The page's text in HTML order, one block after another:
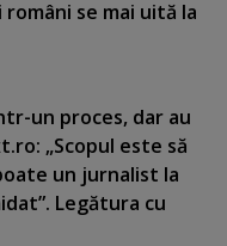
se mai uită la
un proces, dar au
„Scopul este să
un jurnalist la
Legătura cu